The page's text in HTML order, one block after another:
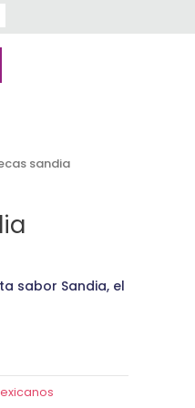
sandia
sabor Sandia, el